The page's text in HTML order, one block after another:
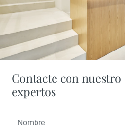
Contacte con nuestro
expertos